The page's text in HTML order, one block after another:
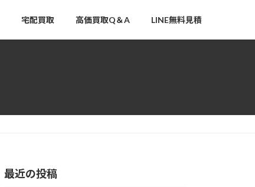
宅配買取 高価買取Q＆A LINE無料見積
最近の投稿